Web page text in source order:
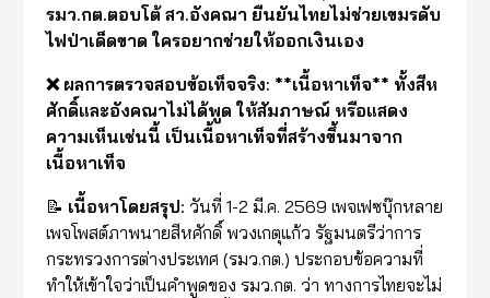
รมว.กต.ตอบโต้ สว.อังคณา ยืนยันไทยไม่ช่วยเขมรดับ
ไฟป่าเด็ดขาด ใครอยากช่วยให้ออกเงินเอง
❌ ผลการตรวจสอบข้อเท็จจริง: **เนื้อหาเท็จ** ทั้งสีห
ศักดิ์และอังคณาไม่ได้พูด ให้สัมภาษณ์ หรือแสดง
ความเห็นเช่นนี้ เป็นเนื้อหาเท็จที่สร้างขึ้นมาจาก
เนื้อหาเท็จ
📝 เนื้อหาโดยสรุป: วันที่ 1-2 มี.ค. 2569 เพจเฟซบุ๊กหลาย
เพจโพสต์ภาพนายสีหศักดิ์ พวงเกตุแก้ว รัฐมนตรีว่าการ
กระทรวงการต่างประเทศ (รมว.กต.) ประกอบข้อความที่
ทำให้เข้าใจว่าเป็นคำพูดของ รมว.กต. ว่า ทางการไทยจะไม่